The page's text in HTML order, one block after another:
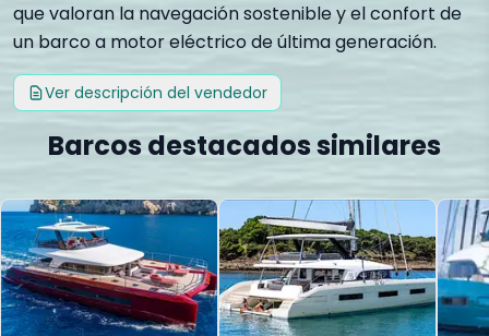
que valoran la navegación sostenible y el confort de
un barco a motor eléctrico de última generación.
Ver descripción del vendedor
Barcos destacados similares